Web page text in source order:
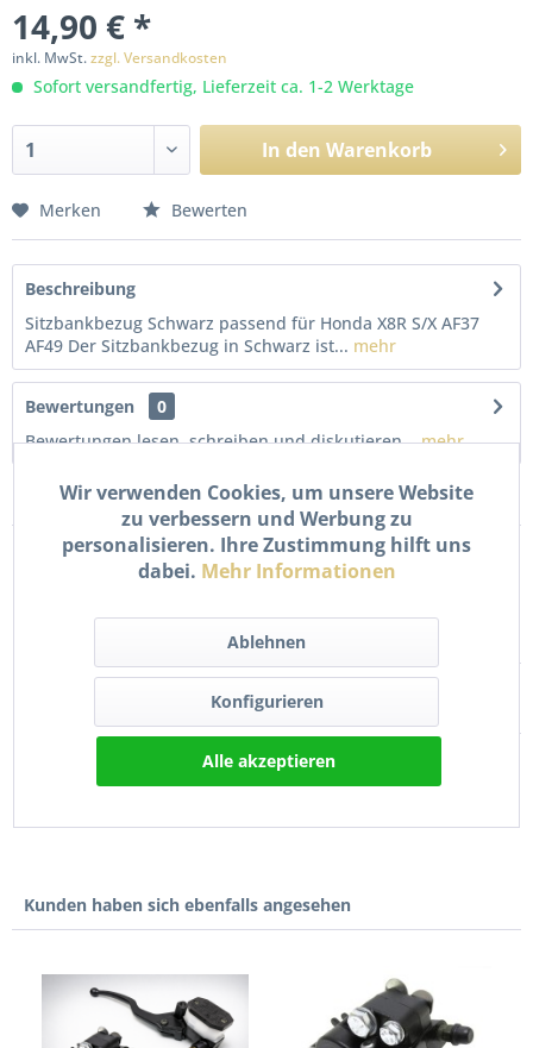
14,90 € *
inkl. MwSt.zzgl. Versandkosten
Sofort versandfertig, Lieferzeit ca. 1-2 Werktage
In den Warenkorb
Merken Bewerten
Beschreibung
Sitzbankbezug Schwarz passend für Honda X8R S/X AF37
AF49 Der Sitzbankbezug in Schwarz ist... mehr
Bewertungen
0
Bewertungen lesen, schreiben und diskutieren...mehr
Kunden kauften auch
Luftfilter Einsatz Hiflo für
2L Motoröl 2-Takt Motor
Öl 2T Teilsynthetisch...
Kunden haben sich ebenfalls angesehen
Wir verwenden Cookies, um unsere Website
zu verbessern und Werbung zu
personalisieren. Ihre Zustimmung hilft uns
dabei. Mehr Informationen
Ablehnen
Konfigurieren
Alle akzeptieren